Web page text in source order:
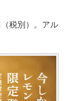
税別）。アル